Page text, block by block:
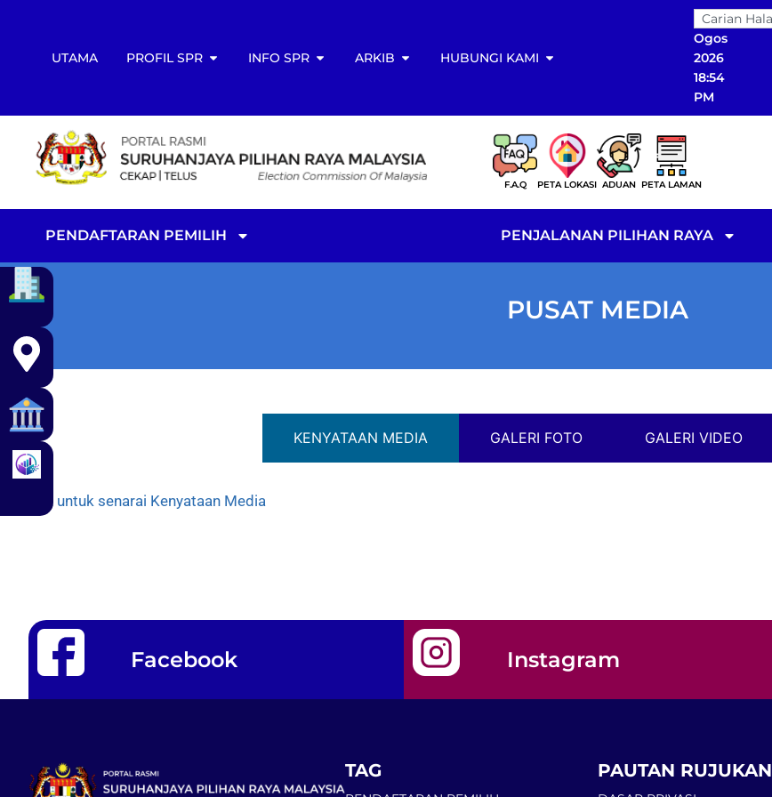
UTAMA PROFIL SPR INFO SPR ARKIB HUBUNGI KAMI
07
Ogos
2026
18:54
PM
F.A.Q PETA LOKASI ADUAN PETA LAMAN
PENDAFTARAN PEMILIH PENJALANAN PILIHAN RAYA
PUSAT MEDIA
KENYATAAN MEDIA GALERI FOTO GALERI VIDEO
Klik untuk senarai Kenyataan Media
Facebook Instagram
TAG PAUTAN RUJUKAN